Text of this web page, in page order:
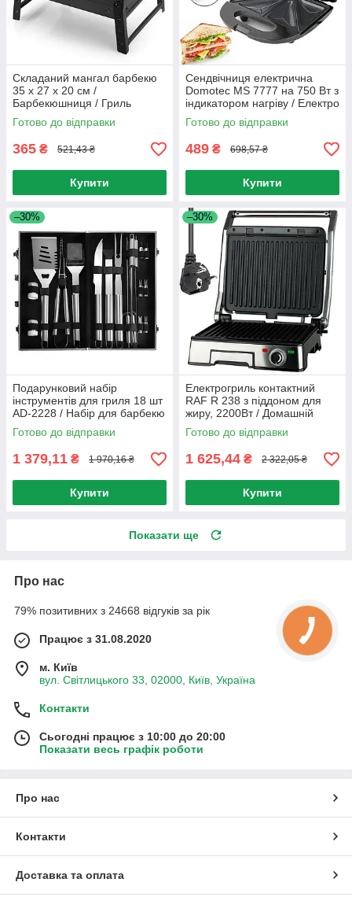
Складаний мангал барбекю
35 x 27 x 20 см /
Барбекюшниця / Гриль
вуличний
Готово до відправки
365 ₴ 521,43 ₴
Купити
Сендвічниця електрична
Domotec MS 7777 на 750 Вт з
індикатором нагріву / Електро
бутербродниця гриль
Готово до відправки
489 ₴ 698,57 ₴
Купити
–30%
Подарунковий набір
інструментів для гриля 18 шт
AD-2228 / Набір для барбекю
/ Набір для мангала
Готово до відправки
1 379,11 ₴ 1 970,16 ₴
Купити
–30%
Електрогриль контактний
RAF R 238 з піддоном для
жиру, 2200Вт / Домашній
гриль-прес
Готово до відправки
1 625,44 ₴ 2 322,05 ₴
Купити
Показати ще
Про нас
79% позитивних з 24668 відгуків за рік
Працює з 31.08.2020
м. Київ
вул. Світлицького 33, 02000, Київ, Україна
Контакти
Сьогодні працює з 10:00 до 20:00
Показати весь графік роботи
Про нас
Контакти
Доставка та оплата